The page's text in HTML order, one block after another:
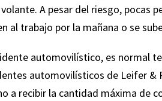
A pesar del riesgo, pocas
al trabajo por la mañana o se
automovilístico, es normal
automovilísticos de Leifer &
a recibir la cantidad máxima de